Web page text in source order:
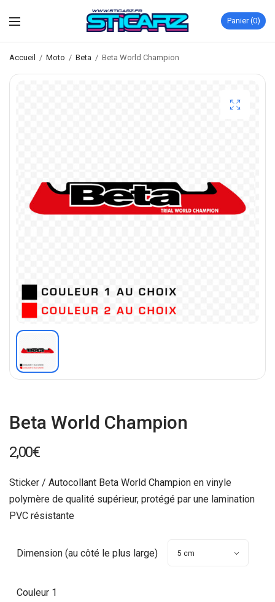
Panier 0
Accueil / Moto / Beta / Beta World Champion
Beta World Champion
2,00€
Sticker / Autocollant Beta World Champion en vinyle
polymère de qualité supérieur, protégé par une lamination
PVC résistante
Dimension (au côté le plus large)
Couleur 1